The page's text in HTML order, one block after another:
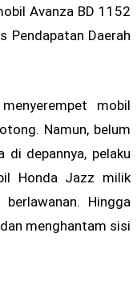
Avanza BD 1152
Pendapatan Daerah
mobil
Namun, belum
depannya, pelaku
Honda Jazz milik
Hingga
menghantam sisi